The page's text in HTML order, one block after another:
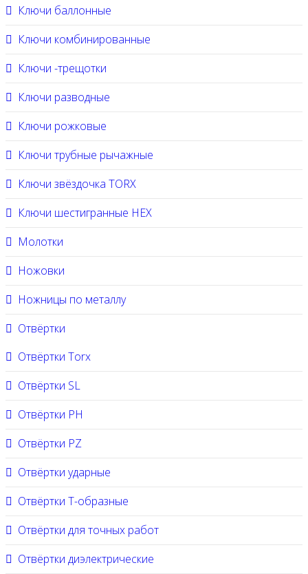
Ключи баллонные
Ключи комбинированные
Ключи -трещотки
Ключи разводные
Ключи рожковые
Ключи трубные рычажные
Ключи звёздочка TORX
Ключи шестигранные HEX
Молотки
Ножовки
Ножницы по металлу
Отвёртки
Отвёртки Torx
Отвёртки SL
Отвёртки PH
Отвёртки PZ
Отвёртки ударные
Отвёртки Т-образные
Отвёртки для точных работ
Отвёртки диэлектрические